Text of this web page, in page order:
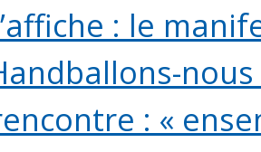
: le
: «